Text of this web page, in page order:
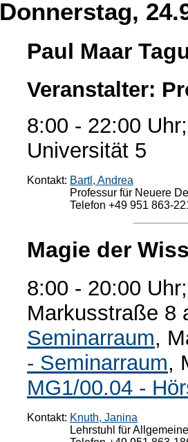
Donnerstag,
Paul Maar
Veranstalter:
8:00 - 22:00
Universität 5
Kontakt: Bartl, Andrea
Professur für Neuere
Telefon +49 951 863-
Magie der
8:00 - 20:00
Markusstraße 8
Seminarraum,
- Seminarraum,
MG1/00.04 -
Kontakt: Knuth, Janina
Lehrstuhl für